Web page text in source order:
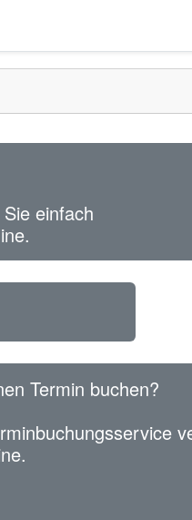
einfach
Termin buchen?